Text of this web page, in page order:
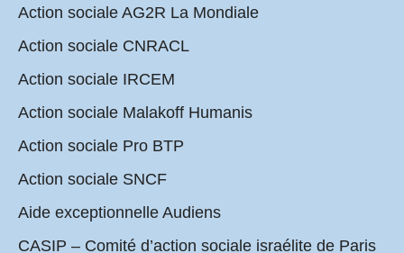
Action sociale AG2R La Mondiale
Action sociale CNRACL
Action sociale IRCEM
Action sociale Malakoff Humanis
Action sociale Pro BTP
Action sociale SNCF
Aide exceptionnelle Audiens
CASIP – Comité d’action sociale israélite de Paris